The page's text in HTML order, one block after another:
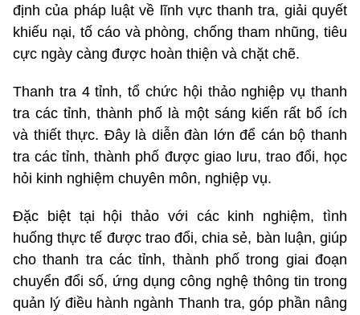
định của pháp luật về lĩnh vực thanh tra, giải quyết
khiếu nại, tố cáo và phòng, chống tham nhũng, tiêu
cực ngày càng được hoàn thiện và chặt chẽ.
Thanh tra 4 tỉnh, tổ chức hội thảo nghiệp vụ thanh
tra các tỉnh, thành phố là một sáng kiến rất bổ ích
và thiết thực. Đây là diễn đàn lớn để cán bộ thanh
tra các tỉnh, thành phố được giao lưu, trao đổi, học
hỏi kinh nghiệm chuyên môn, nghiệp vụ.
Đặc biệt tại hội thảo với các kinh nghiệm, tình
huống thực tế được trao đổi, chia sẻ, bàn luận, giúp
cho thanh tra các tỉnh, thành phố trong giai đoạn
chuyển đổi số, ứng dụng công nghệ thông tin trong
quản lý điều hành ngành Thanh tra, góp phần nâng